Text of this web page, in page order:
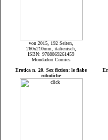
von 2015, 192 Seiten,
260x210mm, italienisch,
ISBN: 9788869261459
Mondadori Comics
Erotica n. 20, Sex fiction: le fiabe
robotiche